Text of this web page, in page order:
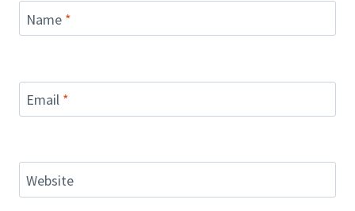
Name *
Email *
Website